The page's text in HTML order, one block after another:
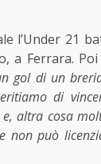
l’Under 21
a Ferrara.
gol di un
di
altra cosa
non può